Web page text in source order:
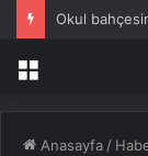
Menü
Anasayfa /